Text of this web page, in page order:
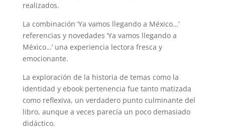
realizados.
La combinación ‘Ya vamos llegando a México…’
referencias y novedades ‘Ya vamos llegando a
México…’ una experiencia lectora fresca y
emocionante.
La exploración de la historia de temas como la
identidad y ebook pertenencia fue tanto matizada
como reflexiva, un verdadero punto culminante del
libro, aunque a veces parecía un poco demasiado
didáctico.